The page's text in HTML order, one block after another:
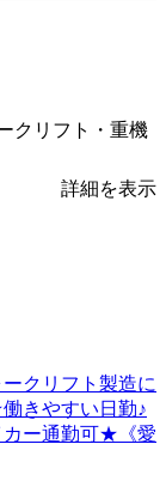
クリフト・重機
詳細を表示